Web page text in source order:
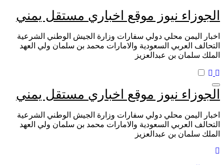
التجاوز
إلى
المحتوى
الجوزاء نيوز موقع اخباري مستقل يمني
اخبار اليمن محلي دولي سفارات وزارة الجيش الوطني الشرعية
التحالف العربي السعودية والامارات محمد بن سلمان ولي العهد
الملك سلمان بن عبدالعزيز
الجوزاء نيوز موقع اخباري مستقل يمني
اخبار اليمن محلي دولي سفارات وزارة الجيش الوطني الشرعية
التحالف العربي السعودية والامارات محمد بن سلمان ولي العهد
الملك سلمان بن عبدالعزيز